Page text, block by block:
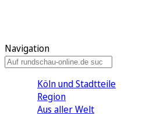
Navigation
Köln und Stadtteile
Region
Aus aller Welt